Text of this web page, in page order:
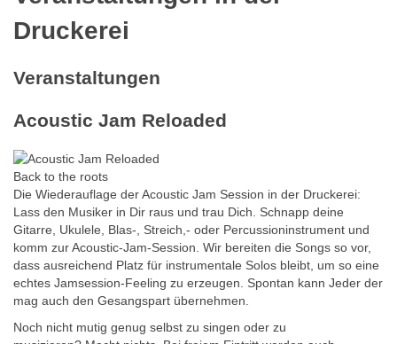
Druckerei
Veranstaltungen
Acoustic Jam Reloaded
Back to the roots
Die Wiederauflage der Acoustic Jam Session in der Druckerei:
Lass den Musiker in Dir raus und trau Dich. Schnapp deine
Gitarre, Ukulele, Blas-, Streich,- oder Percussioninstrument und
komm zur Acoustic-Jam-Session. Wir bereiten die Songs so vor,
dass ausreichend Platz für instrumentale Solos bleibt, um so eine
echtes Jamsession-Feeling zu erzeugen. Spontan kann Jeder der
mag auch den Gesangspart übernehmen.
Noch nicht mutig genug selbst zu singen oder zu